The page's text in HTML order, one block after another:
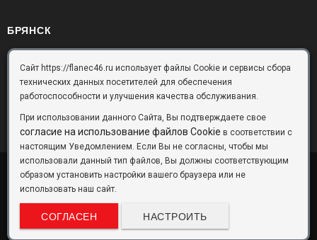
БРЯНСК
Брянск, Московский проезд, д.10, офис 3
flanec32@yandex.ru
Copyright © 2026 © ООО «Фланец-Комплект»
внешний вид товаров без предварительного уведомления.
Сайт https://flanec46.ru использует файлы Cookie и сервисы сбора
технических данных посетителей для обеспечения
работоспособности и улучшения качества обслуживания.
При использовании данного Сайта, Вы подтверждаете свое
согласие на использование файлов Cookie в соответствии с
настоящим Уведомлением. Если Вы не согласны, чтобы мы
использовали данный тип файлов, Вы должны соответствующим
образом установить настройки вашего браузера или не
использовать наш сайт.
СОГЛАСЕН НАСТРОИТЬ